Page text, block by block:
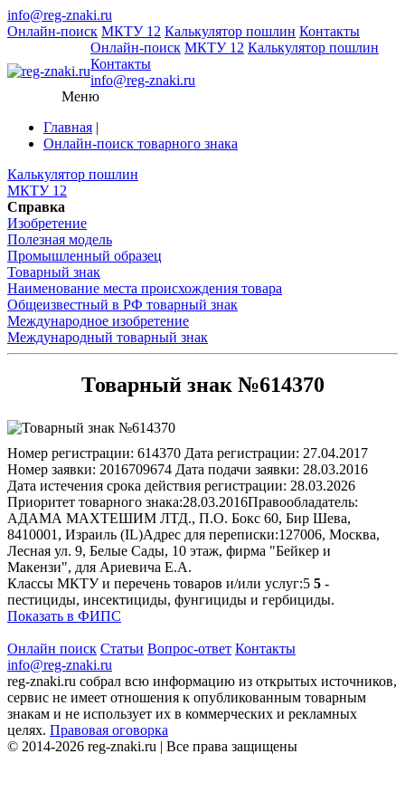
info@reg-znaki.ru
Онлайн-поиск МКТУ 12 Калькулятор пошлин Контакты
Онлайн-поиск МКТУ 12 Калькулятор пошлин
Контакты
info@reg-znaki.ru
Меню
Главная |
Онлайн-поиск товарного знака
Калькулятор пошлин
МКТУ 12
Справка
Изобретение
Полезная модель
Промышленный образец
Товарный знак
Наименование места происхождения товара
Общеизвестный в РФ товарный знак
Международное изобретение
Международный товарный знак
Товарный знак №614370
Номер регистрации: 614370 Дата регистрации: 27.04.2017
Номер заявки: 2016709674 Дата подачи заявки: 28.03.2016
Дата истечения срока действия регистрации: 28.03.2026
Приоритет товарного знака:28.03.2016Правообладатель:
АДАМА МАХТЕШИМ ЛТД., П.О. Бокс 60, Бир Шева,
8410001, Израиль (IL)Адрес для переписки:127006, Москва,
Лесная ул. 9, Белые Сады, 10 этаж, фирма "Бейкер и
Макензи", для Ариевича Е.А.
Классы МКТУ и перечень товаров и/или услуг:5 5 -
пестициды, инсектициды, фунгициды и гербициды.
Показать в ФИПС
Онлайн поиск Статьи Вопрос-ответ Контакты
info@reg-znaki.ru
reg-znaki.ru собрал всю информацию из открытых источников,
сервис не имеет отношения к опубликованным товарным
знакам и не использует их в коммерческих и рекламных
целях. Правовая оговорка
© 2014-2026 reg-znaki.ru | Все права защищены